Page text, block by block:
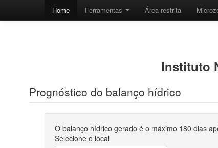
Home Ferramentas Área restrita
Instituto
Prognóstico do balanço hídrico
O balanço hídrico gerado é o máximo 180 dias
Selecione o local